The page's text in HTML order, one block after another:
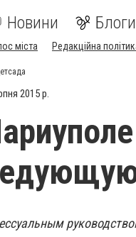
Новини Блоги
міста Редакційна
2015 р.